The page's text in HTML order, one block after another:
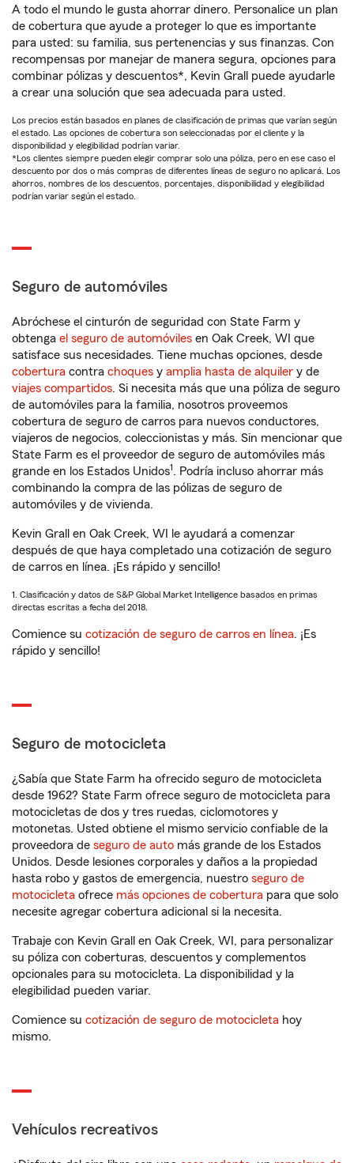
A todo el mundo le gusta ahorrar dinero. Personalice un plan
de cobertura que ayude a proteger lo que es importante
para usted: su familia, sus pertenencias y sus finanzas. Con
recompensas por manejar de manera segura, opciones para
combinar pólizas y descuentos*, Kevin Grall puede ayudarle
a crear una solución que sea adecuada para usted.
Los precios están basados en planes de clasificación de primas que varían según
el estado. Las opciones de cobertura son seleccionadas por el cliente y la
disponibilidad y elegibilidad podrían variar.
*Los clientes siempre pueden elegir comprar solo una póliza, pero en ese caso el
descuento por dos o más compras de diferentes líneas de seguro no aplicará. Los
ahorros, nombres de los descuentos, porcentajes, disponibilidad y elegibilidad
podrían variar según el estado.
Seguro de automóviles
Abróchese el cinturón de seguridad con State Farm y
obtenga el seguro de automóviles en Oak Creek, WI que
satisface sus necesidades. Tiene muchas opciones, desde
cobertura contra choques y amplia hasta de alquiler y de
viajes compartidos. Si necesita más que una póliza de seguro
de automóviles para la familia, nosotros proveemos
cobertura de seguro de carros para nuevos conductores,
viajeros de negocios, coleccionistas y más. Sin mencionar que
State Farm es el proveedor de seguro de automóviles más
grande en los Estados Unidos1. Podría incluso ahorrar más
combinando la compra de las pólizas de seguro de
automóviles y de vivienda.
Kevin Grall en Oak Creek, WI le ayudará a comenzar
después de que haya completado una cotización de seguro
de carros en línea. ¡Es rápido y sencillo!
1. Clasificación y datos de S&P Global Market Intelligence basados en primas
directas escritas a fecha del 2018.
Comience su cotización de seguro de carros en línea. ¡Es
rápido y sencillo!
Seguro de motocicleta
¿Sabía que State Farm ha ofrecido seguro de motocicleta
desde 1962? State Farm ofrece seguro de motocicleta para
motocicletas de dos y tres ruedas, ciclomotores y
motonetas. Usted obtiene el mismo servicio confiable de la
proveedora de seguro de auto más grande de los Estados
Unidos. Desde lesiones corporales y daños a la propiedad
hasta robo y gastos de emergencia, nuestro seguro de
motocicleta ofrece más opciones de cobertura para que solo
necesite agregar cobertura adicional si la necesita.
Trabaje con Kevin Grall en Oak Creek, WI, para personalizar
su póliza con coberturas, descuentos y complementos
opcionales para su motocicleta. La disponibilidad y la
elegibilidad pueden variar.
Comience su cotización de seguro de motocicleta hoy
mismo.
Vehículos recreativos